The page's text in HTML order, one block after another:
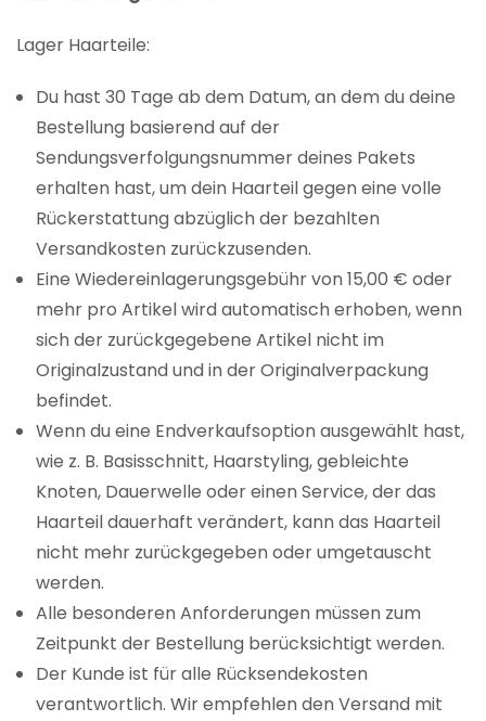
Lager Haarteile:
Du hast 30 Tage ab dem Datum, an dem du deine
Bestellung basierend auf der
Sendungsverfolgungsnummer deines Pakets
erhalten hast, um dein Haarteil gegen eine volle
Rückerstattung abzüglich der bezahlten
Versandkosten zurückzusenden.
Eine Wiedereinlagerungsgebühr von 15,00 € oder
mehr pro Artikel wird automatisch erhoben, wenn
sich der zurückgegebene Artikel nicht im
Originalzustand und in der Originalverpackung
befindet.
Wenn du eine Endverkaufsoption ausgewählt hast,
wie z. B. Basisschnitt, Haarstyling, gebleichte
Knoten, Dauerwelle oder einen Service, der das
Haarteil dauerhaft verändert, kann das Haarteil
nicht mehr zurückgegeben oder umgetauscht
werden.
Alle besonderen Anforderungen müssen zum
Zeitpunkt der Bestellung berücksichtigt werden.
Der Kunde ist für alle Rücksendekosten
verantwortlich. Wir empfehlen den Versand mit